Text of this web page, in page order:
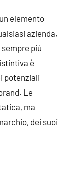
elemento
azienda,
più
è
potenziali
Le
ma
dei suoi